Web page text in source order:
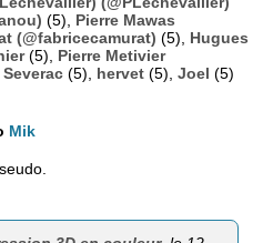
(5), Pierre Mawas
(@fabricecamurat) (5), Hugues
(5), Pierre Metivier
(5), hervet (5), Joel (5)
Mik